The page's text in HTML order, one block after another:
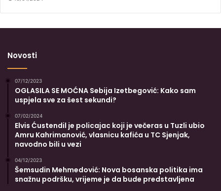
Novosti
07/12/2023
OGLASILA SE MOĆNA Sebija Izetbegović: Kako sam
uspjela sve za šest sekundi?
07/02/2024
Elvis Ćustendil je policajac koji je večeras u Tuzli ubio
Amru Kahrimanović, vlasnicu kafića u TC Sjenjak,
navodno bili u vezi
04/12/2023
Šemsudin Mehmedović: Nova bosanska politika ima
snažnu podršku, vrijeme je da bude predstavljena